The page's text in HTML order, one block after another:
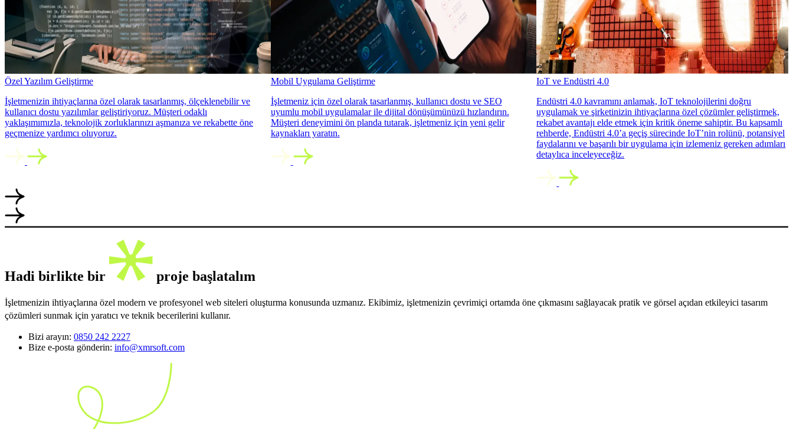
Özel Yazılım Geliştirme
İşletmenizin ihtiyaçlarına özel olarak tasarlanmış, ölçeklenebilir ve
kullanıcı dostu yazılımlar geliştiriyoruz. Müşteri odaklı
yaklaşımımızla, teknolojik zorluklarınızı aşmanıza ve rekabette öne
geçmenize yardımcı oluyoruz.
Mobil Uygulama Geliştirme
İşletmeniz için özel olarak tasarlanmış, kullanıcı dostu ve SEO
uyumlu mobil uygulamalar ile dijital dönüşümünüzü hızlandırın.
Müşteri deneyimini ön planda tutarak, işletmeniz için yeni gelir
kaynakları yaratın.
IoT ve Endüstri 4.0
Endüstri 4.0 kavramını anlamak, IoT teknolojilerini doğru
uygulamak ve şirketinizin ihtiyaçlarına özel çözümler geliştirmek,
rekabet avantajı elde etmek için kritik öneme sahiptir. Bu kapsamlı
rehberde, Endüstri 4.0’a geçiş sürecinde IoT’nin rolünü, potansiyel
faydalarını ve başarılı bir uygulama için izlemeniz gereken adımları
detaylıca inceleyeceğiz.
Hadi birlikte bir proje başlatalım
İşletmenizin ihtiyaçlarına özel modern ve profesyonel web siteleri oluşturma konusunda uzmanız. Ekibimiz, işletmenizin çevrimiçi ortamda öne çıkmasını sağlayacak pratik ve görsel açıdan etkileyici tasarım
çözümleri sunmak için yaratıcı ve teknik becerilerini kullanır.
Bizi arayın: 0850 242 2227
Bize e-posta gönderin: info@xmrsoft.com